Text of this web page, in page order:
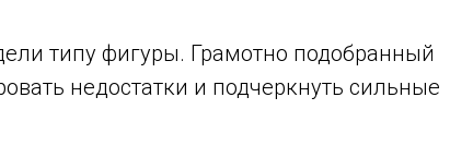
типу фигуры. Грамотно подобранный
недостатки и подчеркнуть сильные